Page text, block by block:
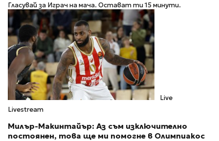
Гласувай за Играч на мача. Остават ти 15 минути.
Live
Livestream
Милър-Макинтайър: Аз съм изключително
постоянен, това ще ми помогне в Олимпиакос